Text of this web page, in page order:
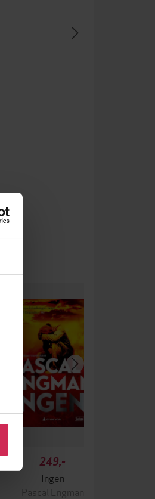
249,-
Ingen
Pascal Engman